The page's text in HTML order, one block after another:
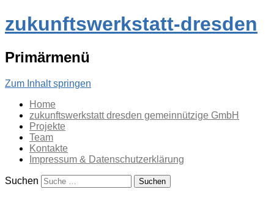
zukunftswerkstatt-dresden
Primärmenü
Zum Inhalt springen
Home
zukunftswerkstatt dresden gemeinnützige GmbH
Projekte
Team
Kontakte
Impressum & Datenschutzerklärung
Suchen